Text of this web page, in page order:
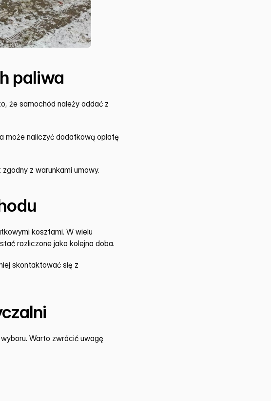
paliwa
że samochód należy oddać z
może naliczyć dodatkową opłatę
z warunkami umowy.
kosztami. W wielu
rozliczone jako kolejna doba.
skontaktować się z
Warto zwrócić uwagę